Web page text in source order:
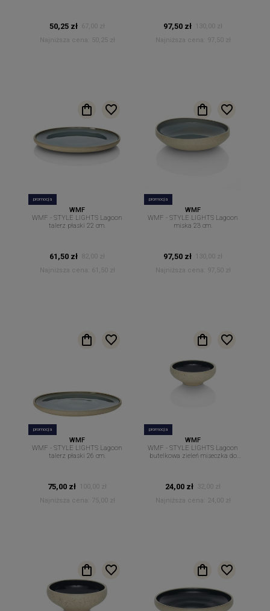
50,25 zł 67,00 zł
Najniższa cena:
50,25 zł
97,50 zł
130,00 zł
Najniższa cena:
97,50 zł
promocja
WMF
WMF - STYLE LIGHTS Lagoon
talerz płaski 22 cm.
61,50 zł 82,00 zł
Najniższa cena:
61,50 zł
promocja
WMF
WMF - STYLE LIGHTS Lagoon
miska 23 cm.
97,50 zł
130,00 zł
Najniższa cena:
97,50 zł
promocja
WMF
WMF - STYLE LIGHTS Lagoon
talerz płaski 26 cm.
75,00 zł
100,00 zł
Najniższa cena:
75,00 zł
promocja
WMF
WMF - STYLE LIGHTS Lagoon
butelkowa zieleń miseczka do
24,00 zł
32,00 zł
Najniższa cena:
24,00 zł